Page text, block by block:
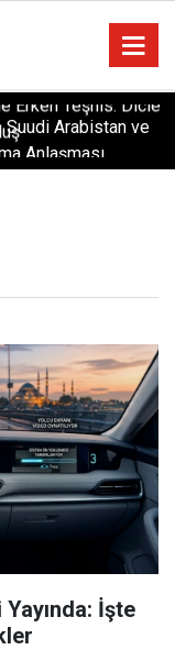
Erken Teşhis: Dicle
Suudi Arabistan ve
Anlaşması
İşte